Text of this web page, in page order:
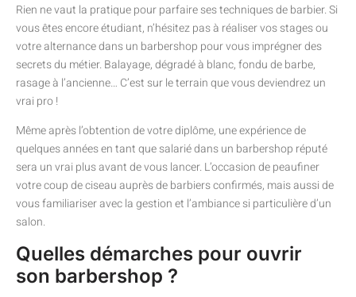
Rien ne vaut la pratique pour parfaire ses techniques de barbier. Si
vous êtes encore étudiant, n’hésitez pas à réaliser vos stages ou
votre alternance dans un barbershop pour vous imprégner des
secrets du métier. Balayage, dégradé à blanc, fondu de barbe,
rasage à l’ancienne… C’est sur le terrain que vous deviendrez un
vrai pro !
Même après l’obtention de votre diplôme, une expérience de
quelques années en tant que salarié dans un barbershop réputé
sera un vrai plus avant de vous lancer. L’occasion de peaufiner
votre coup de ciseau auprès de barbiers confirmés, mais aussi de
vous familiariser avec la gestion et l’ambiance si particulière d’un
salon.
Quelles démarches pour ouvrir
son barbershop ?